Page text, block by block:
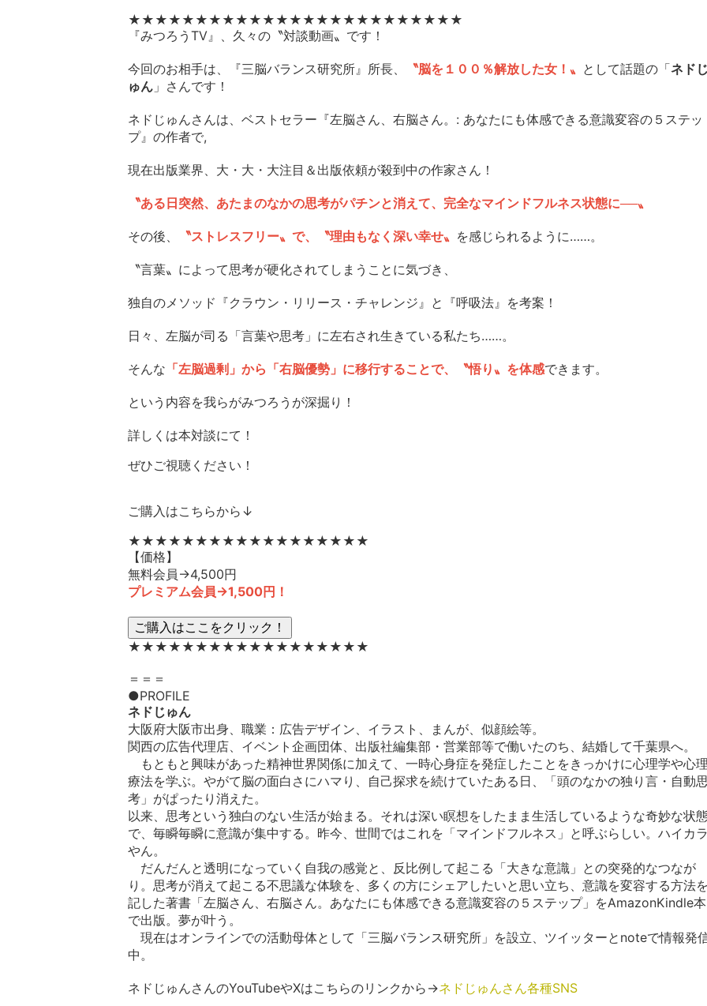
​​​​​​​★★★★★​​​​​​​★★★★★​​​​​​​★★★★★​​​​​​​★★★★★​​​​​​​★★★★★
『みつろうTV』、久々の〝対談動画〟です！
今回のお相手は、『三脳バランス研究所』所長、 〝脳を１００％解放した女！〟 として話題の「ネドじ
ゅん 」さんです！
ネドじゅんさんは、ベストセラー『左脳さん、右脳さん。: あなたにも体感できる意識変容の５ステッ
プ』の作者で,
現在出版業界、大・大・大注目＆出版依頼が殺到中の作家さん！
〝ある日突然、あたまのなかの思考がパチンと消えて、完全なマインドフルネス状態に──〟
その後、 〝ストレスフリー〟で、〝理由もなく深い幸せ〟 を感じられるように……。
〝言葉〟によって思考が硬化されてしまうことに気づき、
独自のメソッド『クラウン・リリース・チャレンジ』と『呼吸法』を考案！
日々、左脳が司る「言葉や思考」に左右され生きている私たち……。
そんな 「左脳過剰」から「右脳優勢」に移行することで、〝悟り〟を体感できます。
という内容を我らがみつろうが深掘り！
詳しくは本対談にて！
ぜひご視聴ください！
ご購入はこちらから↓
★★★★★★★★★★★★★★★★★★
【価格】
無料会員→4,500円
プレミアム会員→1,500円！
★★★★★★★★★★★★★★★★★★
＝＝＝
●PROFILE
ネドじゅん
大阪府大阪市出身、職業：広告デザイン、イラスト、まんが、似顔絵等。
関西の広告代理店、イベント企画団体、出版社編集部・営業部等で働いたのち、結婚して千葉県へ。
もともと興味があった精神世界関係に加えて、一時心身症を発症したことをきっかけに心理学や心理
療法を学ぶ。やがて脳の面白さにハマり、自己探求を続けていたある日、「頭のなかの独り言・自動思
考」がぱったり消えた。
以来、思考という独白のない生活が始まる。それは深い瞑想をしたまま生活しているような奇妙な状
で、毎瞬毎瞬に意識が集中する。昨今、世間ではこれを「マインドフルネス」と呼ぶらしい。ハイカラ
やん。
だんだんと透明になっていく自我の感覚と、反比例して起こる「大きな意識」との突発的なつなが
り。思考が消えて起こる不思議な体験を、多くの方にシェアしたいと思い立ち、意識を変容する方法を
記した著書「左脳さん、右脳さん。あなたにも体感できる意識変容の５ステップ」をAmazonKindle本
で出版。夢が叶う。
現在はオンラインでの活動母体として「三脳バランス研究所」を設立、ツイッターとnoteで情報発
中。
ネドじゅんさんのYouTubeやXはこちらのリンクから→ネドじゅんさん各種SNS